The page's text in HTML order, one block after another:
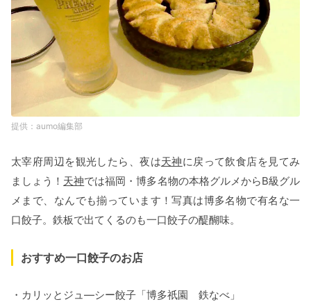
aumo編集部
太宰府周辺を観光したら、夜は天神に戻って飲食店を見てみ
ましょう！ 天神では福岡・博多名物の本格グルメからB級グル
メまで、なんでも揃っています！写真は博多名物で有名な一
口餃子。鉄板で出てくるのも一口餃子の醍醐味。
おすすめ一口餃子のお店
・カリッとジュ―シー餃子「博多祇園 鉄なべ」